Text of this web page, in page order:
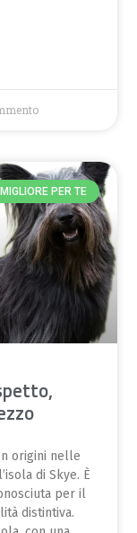
PER TE
origini nelle
di Skye. È
per il
distintiva.